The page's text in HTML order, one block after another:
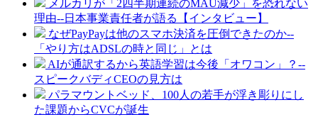
メルカリが「2四半期連続のMAU減少」を恐れない
理由--日本事業責任者が語る【インタビュー】
なぜPayPayは他のスマホ決済を圧倒できたのか--
「やり方はADSLの時と同じ」とは
AIが通訳するから英語学習は今後「オワコン」？--
スピークバディCEOの見方は
パラマウントベッド、100人の若手が浮き彫りにし
た課題からCVCが誕生